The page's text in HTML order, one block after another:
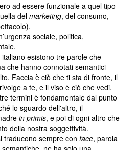
ad essere funzionale a quel tipo
del marketing, del consumo,
sociale, politica,
esistono tre parole che
che hanno connotati semantici
Faccia è ciò che ti sta di fronte, il
a te, e il viso è ciò che vedi.
termini è fondamentale dal punto
lo sguardo dell'altro, il
in primis, e poi di ogni altro che
della nostra soggettività.
traducono sempre con face, parola